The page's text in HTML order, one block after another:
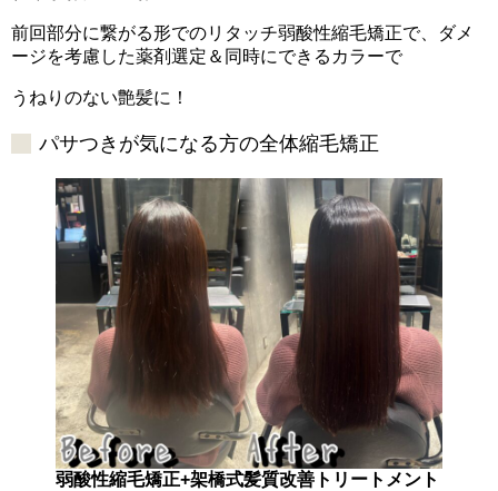
前回部分に繋がる形でのリタッチ弱酸性縮毛矯正で、ダメ
ージを考慮した薬剤選定＆同時にできるカラーで
うねりのない艶髪に！
パサつきが気になる方の全体縮毛矯正
弱酸性縮毛矯正+架橋式髪質改善トリートメント